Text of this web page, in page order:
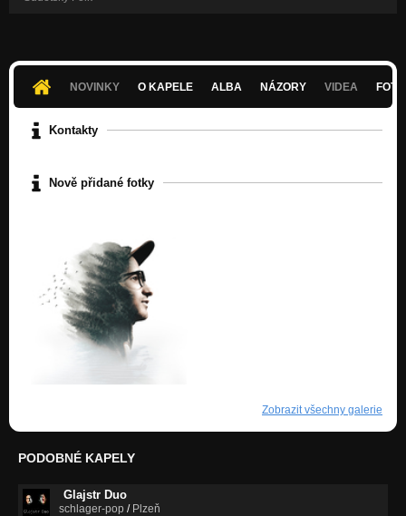
NOVINKY O KAPELE ALBA NÁZORY VIDEA
Kontakty
Nově přidané fotky
Zobrazit všechny galerie
PODOBNÉ KAPELY
Glajstr Duo
schlager-pop / Plzeň